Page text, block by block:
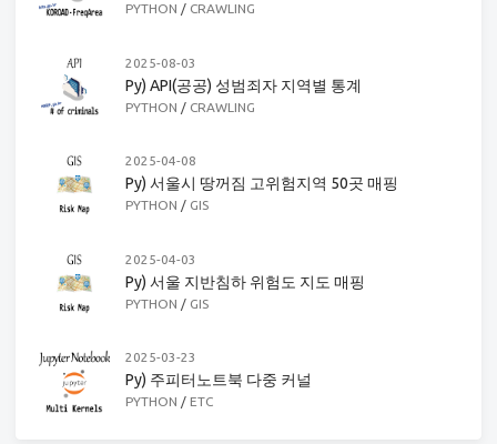
PYTHON / CRAWLING
2025-08-03
Py) API(공공) 성범죄자 지역별 통계
PYTHON / CRAWLING
2025-04-08
Py) 서울시 땅꺼짐 고위험지역 50곳 매핑
PYTHON / GIS
2025-04-03
Py) 서울 지반침하 위험도 지도 매핑
PYTHON / GIS
2025-03-23
Py) 주피터노트북 다중 커널
PYTHON / ETC